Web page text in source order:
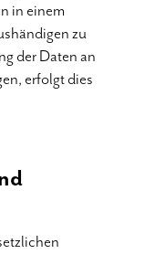
in einem
zu
der Daten an
erfolgt dies